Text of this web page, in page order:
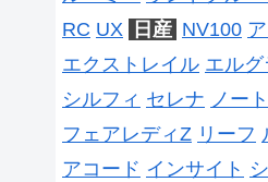
RC UX 日産 NV100
エクストレイル エルグ
シルフィ セレナ ノート
フェアレディZ リーフ
アコード インサイト